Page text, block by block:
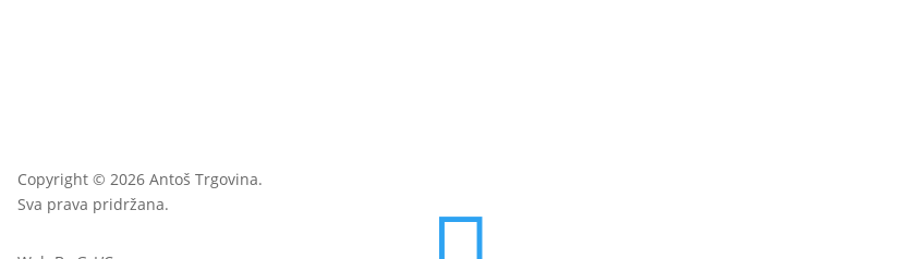
Copyright © 2026 Antoš Trgovina.
Sva prava pridržana.